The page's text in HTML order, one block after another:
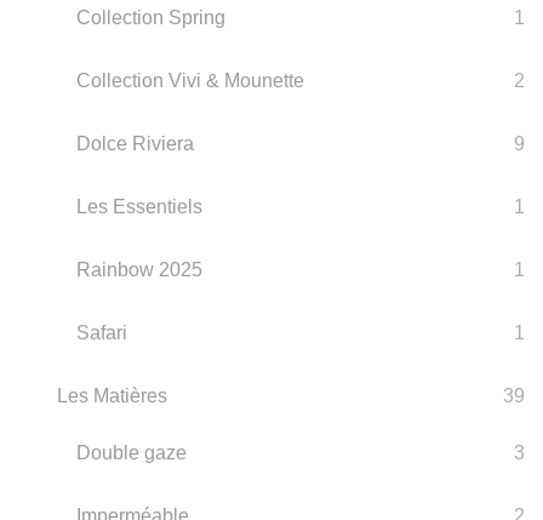
Collection Spring 1
Collection Vivi & Mounette 2
Dolce Riviera 9
Les Essentiels 1
Rainbow 2025 1
Safari 1
Les Matières 39
Double gaze 3
Imperméable 2